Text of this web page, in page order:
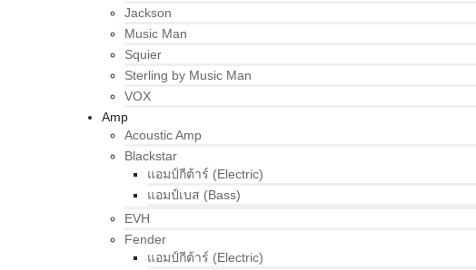
Jackson
Music Man
Squier
Sterling by Music Man
VOX
Amp
Acoustic Amp
Blackstar
แอมป์กีต้าร์ (Electric)
แอมป์เบส (Bass)
EVH
Fender
แอมป์กีต้าร์ (Electric)